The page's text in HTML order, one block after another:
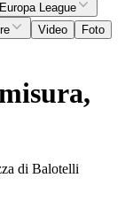
Europa League
Video
Foto
di Balotelli